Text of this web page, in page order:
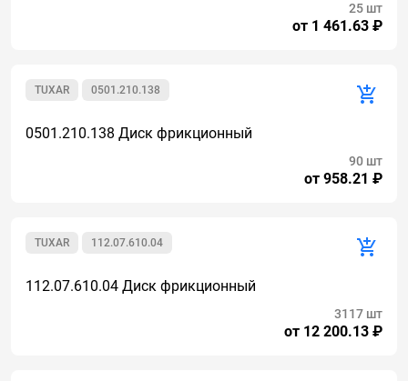
от 1 461.63 ₽
25 шт
0501.210.138
TUXAR
0501.210.138 Диск фрикционный
от 958.21 ₽
90 шт
112.07.610.04
TUXAR
112.07.610.04 Диск фрикционный
от 12 200.13 ₽
3117 шт